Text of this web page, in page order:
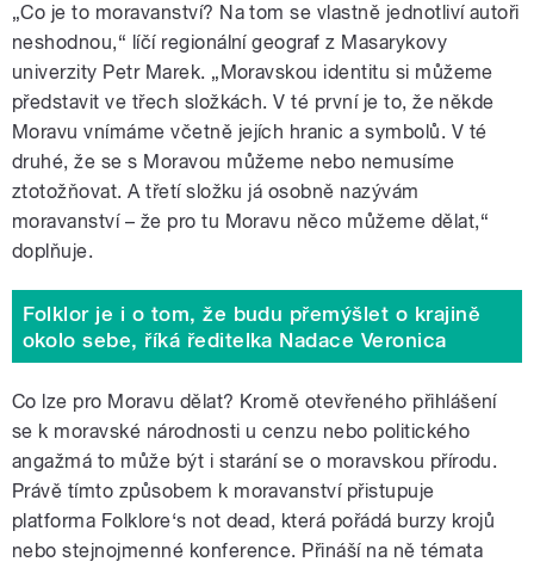
„Co je to moravanství? Na tom se vlastně jednotliví autoři
neshodnou,“ líčí regionální geograf z Masarykovy
univerzity Petr Marek. „Moravskou identitu si můžeme
představit ve třech složkách. V té první je to, že někde
Moravu vnímáme včetně jejích hranic a symbolů. V té
druhé, že se s Moravou můžeme nebo nemusíme
ztotožňovat. A třetí složku já osobně nazývám
moravanství – že pro tu Moravu něco můžeme dělat,“
doplňuje.
Folklor je i o tom, že budu přemýšlet o krajině
okolo sebe, říká ředitelka Nadace Veronica
Co lze pro Moravu dělat? Kromě otevřeného přihlášení
se k moravské národnosti u cenzu nebo politického
angažmá to může být i starání se o moravskou přírodu.
Právě tímto způsobem k moravanství přistupuje
platforma Folklore‘s not dead, která pořádá burzy krojů
nebo stejnojmenné konference. Přináší na ně témata